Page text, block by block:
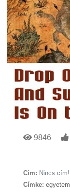
9846
Cím: Nincs cím!
Címke: egyetem